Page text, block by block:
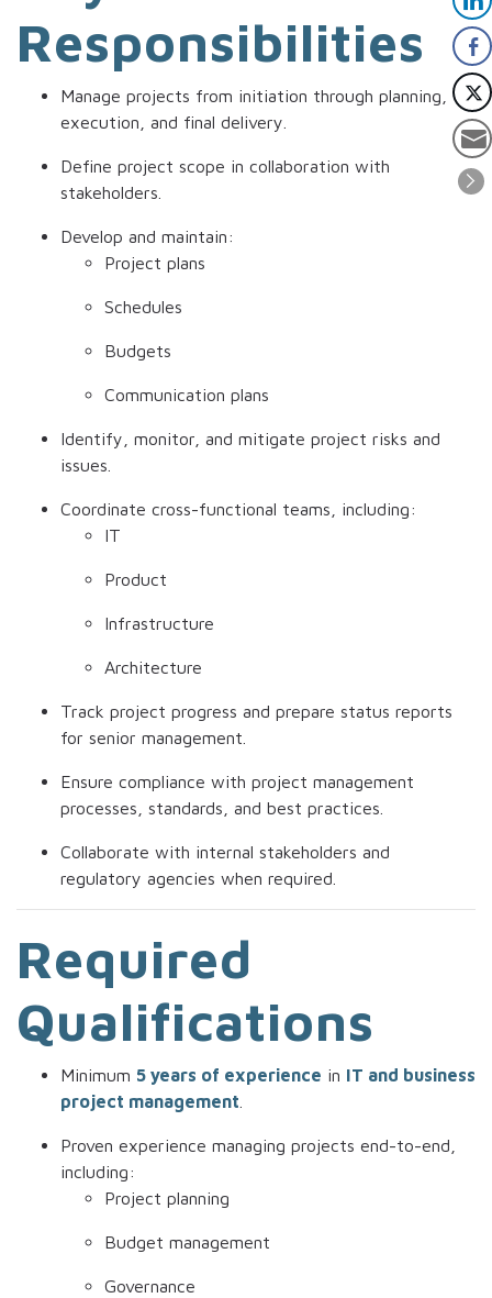
Responsibilities
Manage projects from initiation through planning,
execution, and final delivery.
Define project scope in collaboration with
stakeholders.
Develop and maintain:
Project plans
Schedules
Budgets
Communication plans
Identify, monitor, and mitigate project risks and
issues.
Coordinate cross-functional teams, including:
IT
Product
Infrastructure
Architecture
Track project progress and prepare status reports
for senior management.
Ensure compliance with project management
processes, standards, and best practices.
Collaborate with internal stakeholders and
regulatory agencies when required.
Required
Qualifications
Minimum 5 years of experience in IT and business
project management
Proven experience managing projects end-to-end,
including:
Project planning
Budget management
Governance